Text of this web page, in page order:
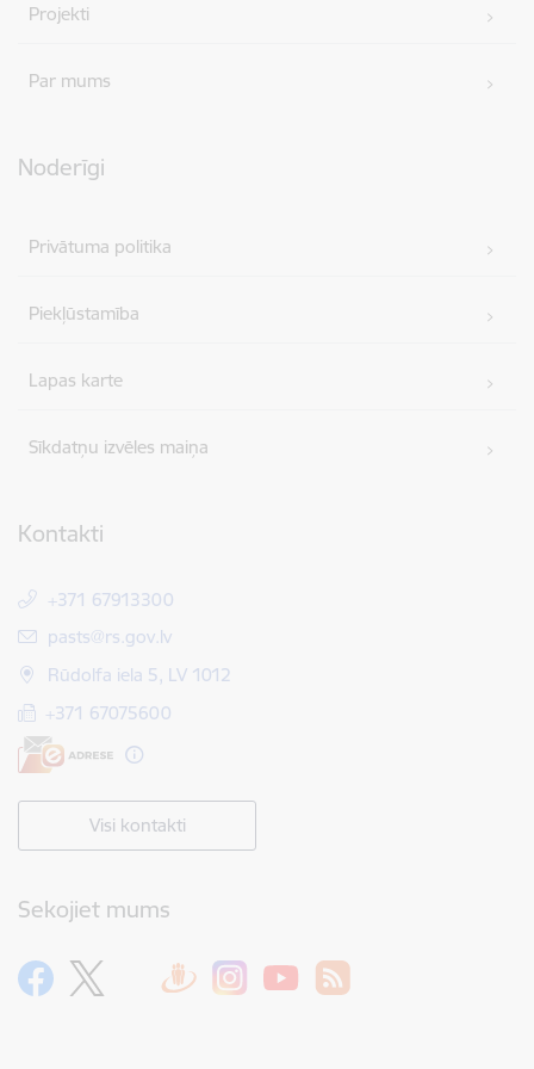
Projekti
Par mums
Noderīgi
Privātuma politika
Piekļūstamība
Lapas karte
Sīkdatņu izvēles maiņa
Kontakti
+371 67913300
E-pasts:
pasts@rs.gov.lv
Rūdolfa iela 5, LV 1012
+371 67075600
Visi kontakti
Sekojiet mums